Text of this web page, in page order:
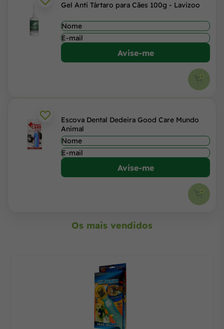
Gel Anti Tártaro para Cães 100g - Lavizoo
Avise-me
Escova Dental Dedeira Good Care Mundo
Animal
Avise-me
Os mais vendidos